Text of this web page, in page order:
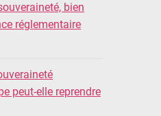
bien
réglementaire
peut-elle reprendre